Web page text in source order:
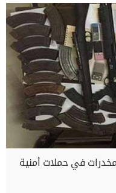
سلاح و260 قضية مخدرات في حملات أمنية